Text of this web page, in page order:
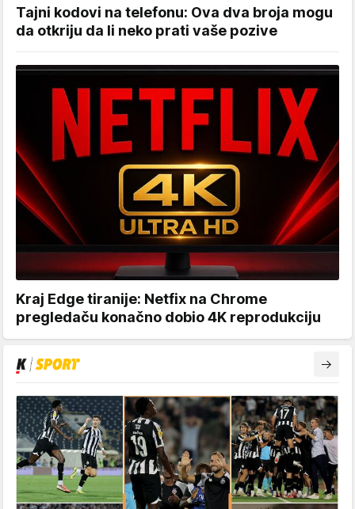
Tajni kodovi na telefonu: Ova dva broja mogu
da otkriju da li neko prati vaše pozive
Kraj Edge tiranije: Netfix na Chrome
pregledaču konačno dobio 4K reprodukciju